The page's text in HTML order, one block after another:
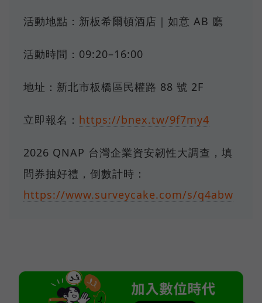
活動地點：新板希爾頓酒店｜如意 AB 廳
活動時間：09:20–16:00
地址：新北市板橋區民權路 88 號 2F
立即報名： https://bnex.tw/9f7my4
2026 QNAP 台灣企業資安韌性大調查，填
問券抽好禮，倒數計時：
https://www.surveycake.com/s/q4abw